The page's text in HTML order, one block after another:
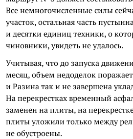
Все немногочисленные силы
участок, остальная часть
и десятки единиц техники, о
чиновники, увидеть не удалось.
Учитывая, что до запуска
месяц, объем недоделок
и Разина так и не завершена
На перекрестках временный
заменен на плиты, на
плиты уложили только между
не обустроены.